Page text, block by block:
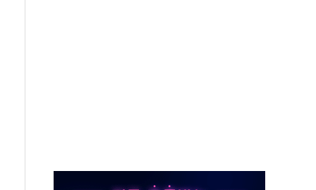
…상법·자본시장법 개정 논의"
실현 속 혼조세...웨스턴디지털·샌디스크↓
긴급 안보 점검회의
즈 재개방 기대에 강세
총 기대감에 홀로 상한가…마진 잔액은 사상 최고
지 위험수위…숨은 차입이 더 큰 변수"